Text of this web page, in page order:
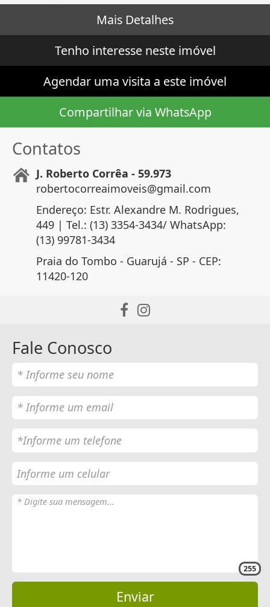
Mais Detalhes
Tenho interesse neste imóvel
Agendar uma visita a este imóvel
Compartilhar via WhatsApp
Contatos
J. Roberto Corrêa - 59.973
robertocorreaimoveis@gmail.com
Endereço: Estr. Alexandre M. Rodrigues,
449 | Tel.: (13) 3354-3434/ WhatsApp:
(13) 99781-3434
Praia do Tombo - Guarujá - SP - CEP:
11420-120
Fale Conosco
255
Enviar